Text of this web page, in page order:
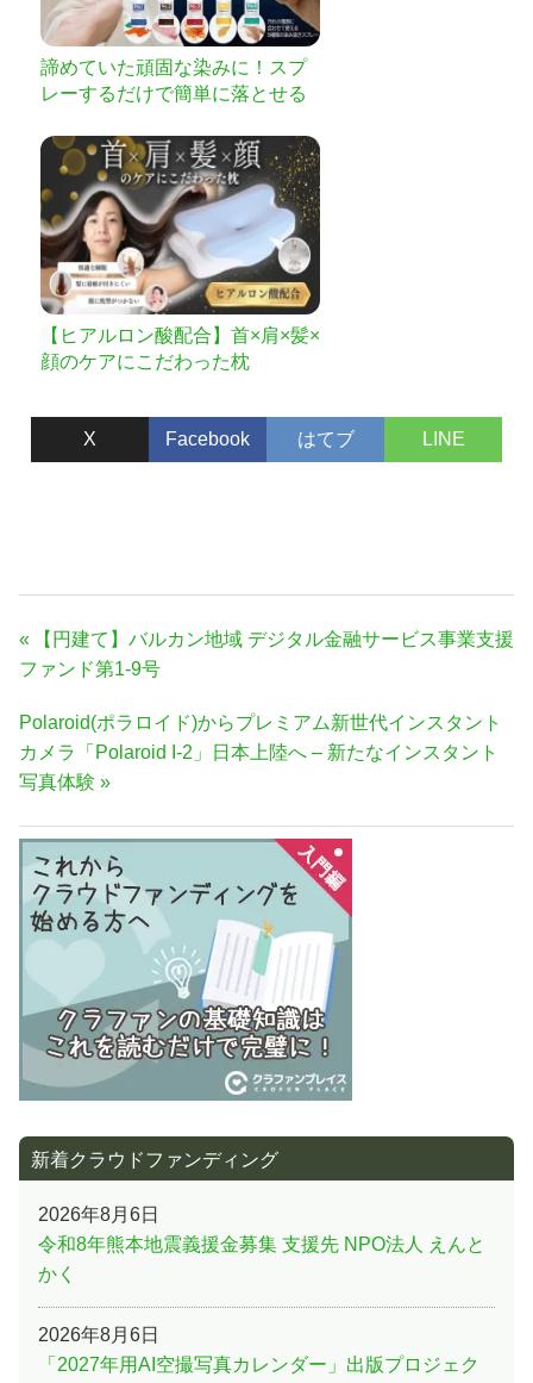
諦めていた頑固な染みに！スプ
レーするだけで簡単に落とせる
【ヒアルロン酸配合】首×肩×髪×
顔のケアにこだわった枕
X Facebook はてブ LINE
投
稿
ビ
ゲ
ー
シ
ョ
ン
前
の
事:
【円建て】バルカン地域 デジタル金融サービス事業支援
ファンド第1-9号
次
の
記
Polaroid(ポラロイド)からプレミアム新世代インスタント
カメラ「Polaroid I-2」日本上陸へ – 新たなインスタント
写真体験
新着クラウドファンディング
2026年8月6日
令和8年熊本地震義援金募集 支援先 NPO法人 えんと
かく
2026年8月6日
「2027年用AI空撮写真カレンダー」出版プロジェク